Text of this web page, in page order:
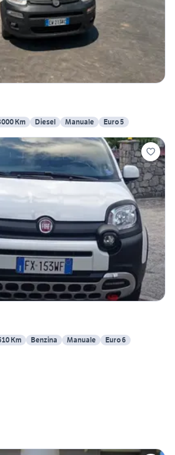
Km Diesel Manuale Euro 5
Km Benzina Manuale Euro 6